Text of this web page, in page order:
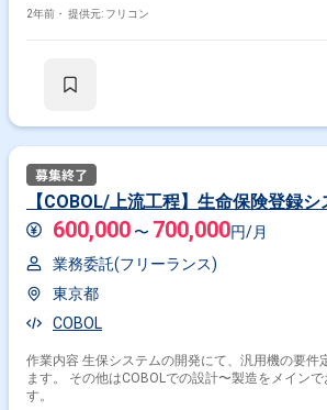
2年前・ 提供元: フリコン
【COBOL/上流工程】生命保険登録
600,000 〜 700,000円/月
業務委託(フリーランス)
東京都
COBOL
作業内容 生保システムの開発にて、汎用機の要件
ます。 その他はCOBOLでの設計〜製造をメイン
す。